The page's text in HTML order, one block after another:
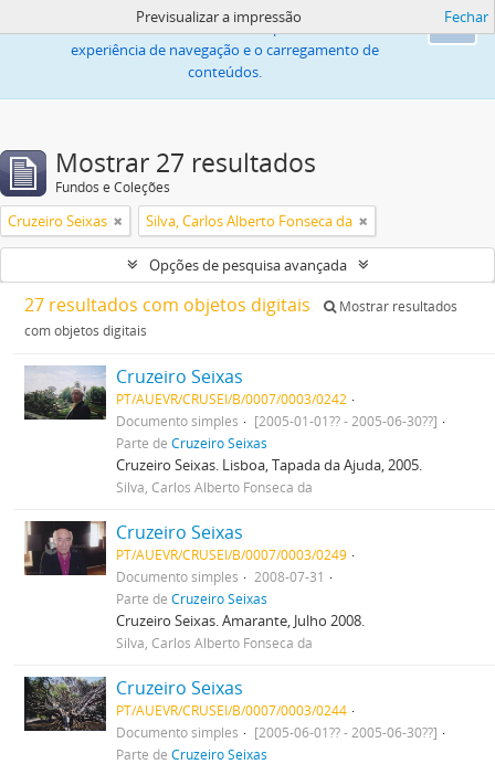
Ok
Este sítio web utiliza «cookies» para melhorar a
experiência de navegação e o carregamento de
conteúdos.
Previsualizar a impressão Fechar
Mostrar 27 resultados
Fundos e Coleções
Cruzeiro Seixas Silva, Carlos Alberto Fonseca da
Opções de pesquisa avançada
27 resultados com objetos digitais
Mostrar resultados
com objetos digitais
Cruzeiro Seixas
PT/AUEVR/CRUSEI/B/0007/0003/0242
Documento simples
[2005-01-01?? - 2005-06-30??]
Parte deCruzeiro Seixas
Cruzeiro Seixas. Lisboa, Tapada da Ajuda, 2005.
Silva, Carlos Alberto Fonseca da
Cruzeiro Seixas
PT/AUEVR/CRUSEI/B/0007/0003/0249
Documento simples
2008-07-31
Parte deCruzeiro Seixas
Cruzeiro Seixas. Amarante, Julho 2008.
Silva, Carlos Alberto Fonseca da
Cruzeiro Seixas
PT/AUEVR/CRUSEI/B/0007/0003/0244
Documento simples
[2005-06-01?? - 2005-06-30??]
Parte deCruzeiro Seixas